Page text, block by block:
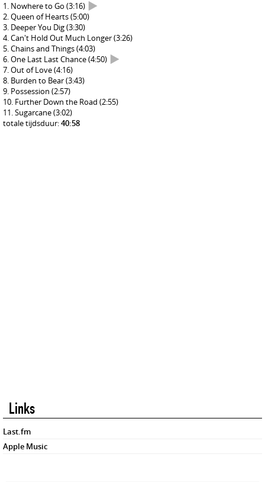
Nowhere to Go (3:16)
Queen of Hearts(5:00)
Deeper You Dig(3:30)
Can't Hold Out Much Longer(3:26)
Chains and Things(4:03)
One Last Last Chance(4:50)
Out of Love(4:16)
Burden to Bear(3:43)
Possession (2:57)
Further Down the Road (2:55)
Sugarcane(3:02)
totale tijdsduur:40:58
Links
Last.fm
Apple Music